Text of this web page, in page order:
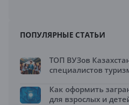
ПОПУЛЯРНЫЕ СТАТЬИ
ТОП ВУЗов
специалистов
Как оформить
для взрослых и